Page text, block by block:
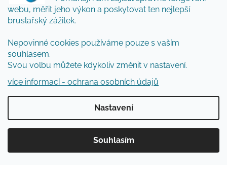
webu, měřit jeho výkon a poskytovat ten nejlepší
bruslařský zážitek.
Nepovinné cookies používáme pouze s vaším
souhlasem.
Svou volbu můžete kdykoliv změnit v nastavení.
více informací - ochrana osobních údajů
Nastavení
Souhlasím
Vložením e-mailu souhlasíte spodmínkami
ochrany osobních údajů
Inlinespecial
vyhrazena.Upravit nastavení cookies